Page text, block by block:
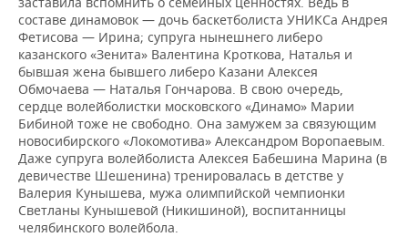
составе динамовок — дочь баскетболиста УНИКСа Андрея
Фетисова — Ирина; супруга нынешнего либеро
казанского «Зенита» Валентина Кроткова, Наталья и
бывшая жена бывшего либеро Казани Алексея
Обмочаева — Наталья Гончарова. В свою очередь,
сердце волейболистки московского «Динамо» Марии
Бибиной тоже не свободно. Она замужем за связующим
новосибирского «Локомотива» Александром Воропаевым.
Даже супруга волейболиста Алексея Бабешина Марина (в
девичестве Шешенина) тренировалась в детстве у
Валерия Кунышева, мужа олимпийской чемпионки
Светланы Кунышевой (Никишиной), воспитанницы
челябинского волейбола.